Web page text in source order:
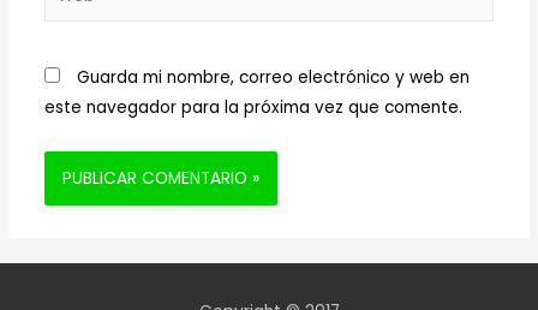
Guarda mi nombre, correo electrónico y web en
este navegador para la próxima vez que comente.